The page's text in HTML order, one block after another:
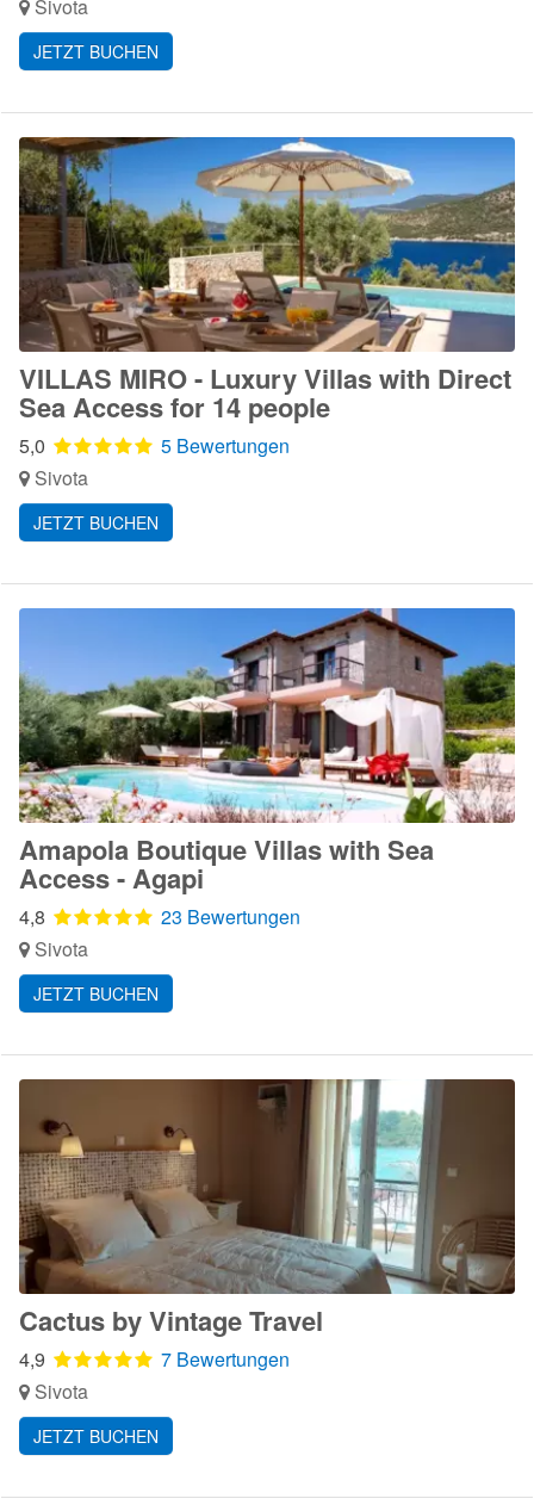
Sivota
JETZT BUCHEN
VILLAS MIRO - Luxury Villas with Direct
Sea Access for 14 people
5,0
5 Bewertungen
Sivota
JETZT BUCHEN
Amapola Boutique Villas with Sea
Access - Agapi
4,8
23 Bewertungen
Sivota
JETZT BUCHEN
Cactus by Vintage Travel
4,9
7 Bewertungen
Sivota
JETZT BUCHEN